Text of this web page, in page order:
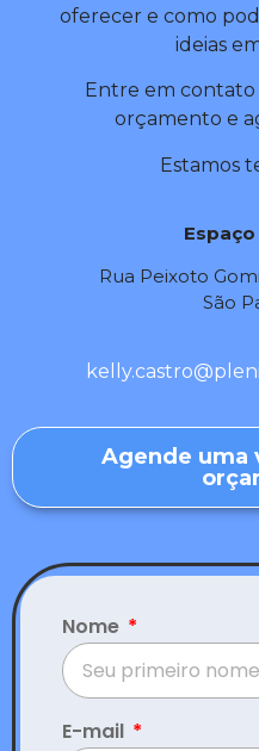
oferecer e como
ideias
Entre em contato
orçamento e
Estamos
Rua Peixoto
São
Agende uma
Nome
E-mail